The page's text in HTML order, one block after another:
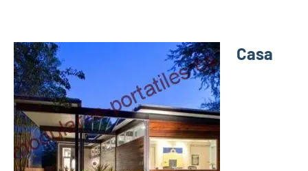
Casa